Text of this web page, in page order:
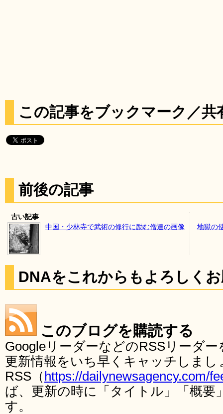
この記事をブックマーク／共
前後の記事
古い記事
中国・少林寺で武術の修行に励む僧達の画像
地獄の
DNAをこれからもよろしく
このブログを購読する
GoogleリーダーなどのRSSリーダ
更新情報をいち早くキャッチしま
RSS（ https://dailynewsagency.com/
ば、更新の時に「タイトル」「概要
す。